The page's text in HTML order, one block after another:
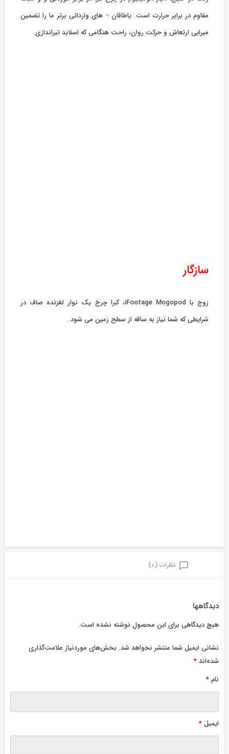
مقاوم در برابر حرارت است. یاطاقان ¬ های وارداتی برتر ما را تضمین
میرایی ارتعاش و حرکت روان، راحت هنگامی که اسلاید تیراندازی.
سازگار
زوج با iFootage Mogopod، کبرا چرخ یک نوار لغزنده صاف در
شرایطی که شما نیاز به ساقه از سطح زمین می شود.
نظرات (0)
دیدگاهها
هیچ دیدگاهی برای این محصول نوشته نشده است.
نشانی ایمیل شما منتشر نخواهد شد. بخش‌های موردنیاز علامت‌گذاری
شده‌اند*
نام*
ایمیل*